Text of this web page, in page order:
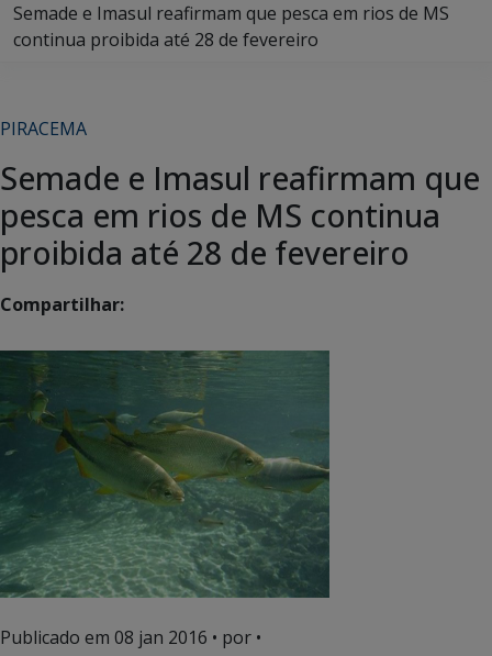
Semade e Imasul reafirmam que pesca em rios de MS
continua proibida até 28 de fevereiro
PIRACEMA
Semade e Imasul reafirmam que
pesca em rios de MS continua
proibida até 28 de fevereiro
Compartilhar:
Publicado em 08 jan 2016 • por •